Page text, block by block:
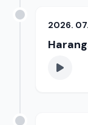
2026.